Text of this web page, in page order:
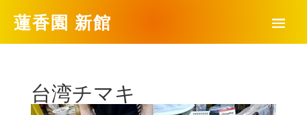
蓮香園 新館
台湾チマキ